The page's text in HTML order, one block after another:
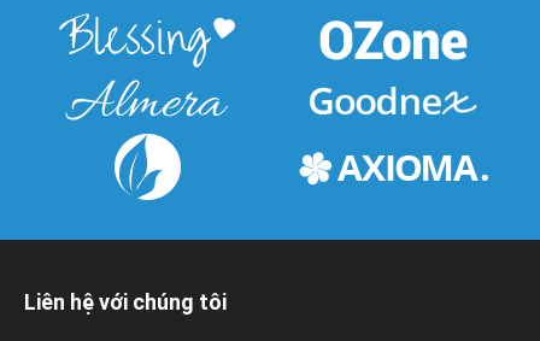
Liên hệ với chúng tôi